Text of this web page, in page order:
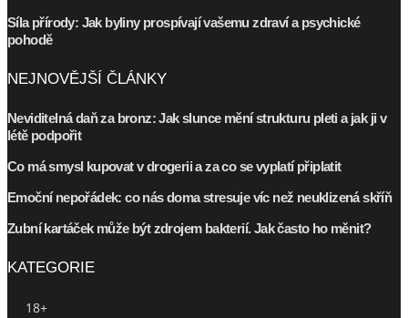
Síla přírody: Jak byliny prospívají vašemu zdraví a psychické
pohodě
NEJNOVĚJŠÍ ČLÁNKY
Neviditelná daň za bronz: Jak slunce mění strukturu pleti a jak ji v
létě podpořit
Co má smysl kupovat v drogerii a za co se vyplatí připlatit
Emoční nepořádek: co nás doma stresuje víc než neuklizená skříň
Zubní kartáček může být zdrojem bakterií. Jak často ho měnit?
KATEGORIE
18+